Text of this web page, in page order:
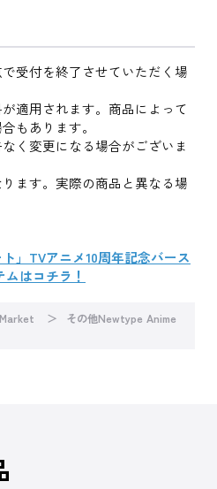
受付を終了させていただく場
適用されます。商品によって
もあります。
く変更になる場合がございま
ます。実際の商品と異なる場
」TVアニメ10周年記念バース
はコチラ！
その他Newtype Anime